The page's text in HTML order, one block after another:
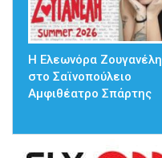
Η Ελεωνόρα Ζουγανέλη
στο Σαϊνοπούλειο
Αμφιθέατρο Σπάρτης